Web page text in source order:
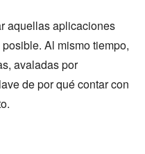
aquellas aplicaciones
Al mismo tiempo,
avaladas por
de por qué contar con